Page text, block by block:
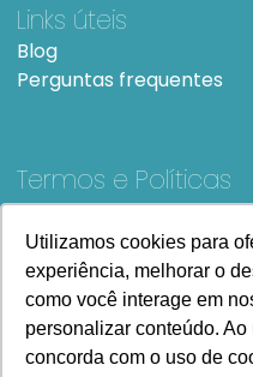
Utilizamos cookies para
experiência, melhorar o
como você interage em
personalizar conteúdo.
concorda com o uso de
Utilizamos cookies para
experiência, melhorar o
como você interage em
personalizar conteúdo.
concorda com o uso de
Links úteis
Blog
Perguntas frequentes
Termos e Políticas
Termos e condições de